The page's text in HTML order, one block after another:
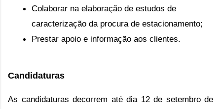
Colaborar na elaboração de estudos de
caracterização da procura de estacionamento;
Prestar apoio e informação aos clientes.
Candidaturas
As candidaturas decorrem até dia 12 de setembro de